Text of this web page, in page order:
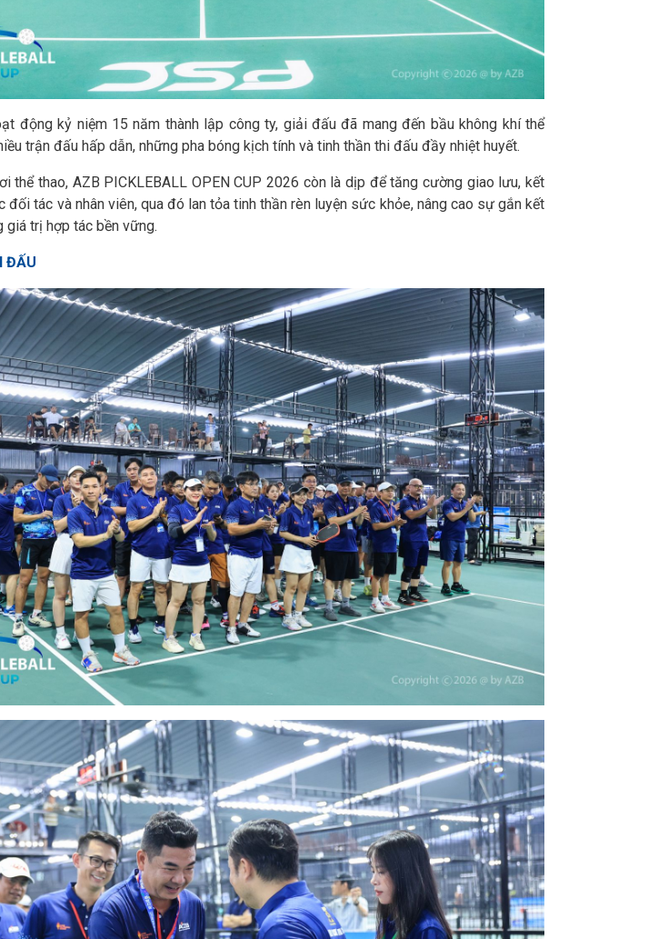
động kỷ niệm 15 năm thành lập công ty, giải đấu đã mang đến bầu không khí thể
trận đấu hấp dẫn, những pha bóng kịch tính và tinh thần thi đấu đầy nhiệt huyết.
thể thao, AZB PICKLEBALL OPEN CUP 2026 còn là dịp để tăng cường giao lưu, kết
đối tác và nhân viên, qua đó lan tỏa tinh thần rèn luyện sức khỏe, nâng cao sự gắn kết
giá trị hợp tác bền vững.
ĐẤU